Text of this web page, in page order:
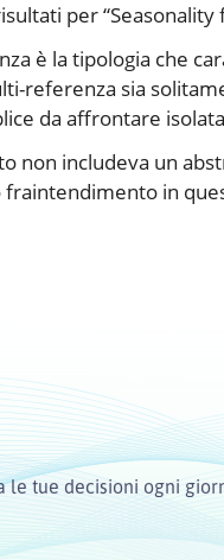
per
è la tipologia che
referenza sia
da affrontare
non includeva un
in
tue decisioni ogni